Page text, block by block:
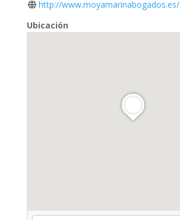
http://www.moyamarinabogados.es/
Ubicación